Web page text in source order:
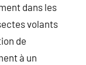
dans les
volants
de
à un